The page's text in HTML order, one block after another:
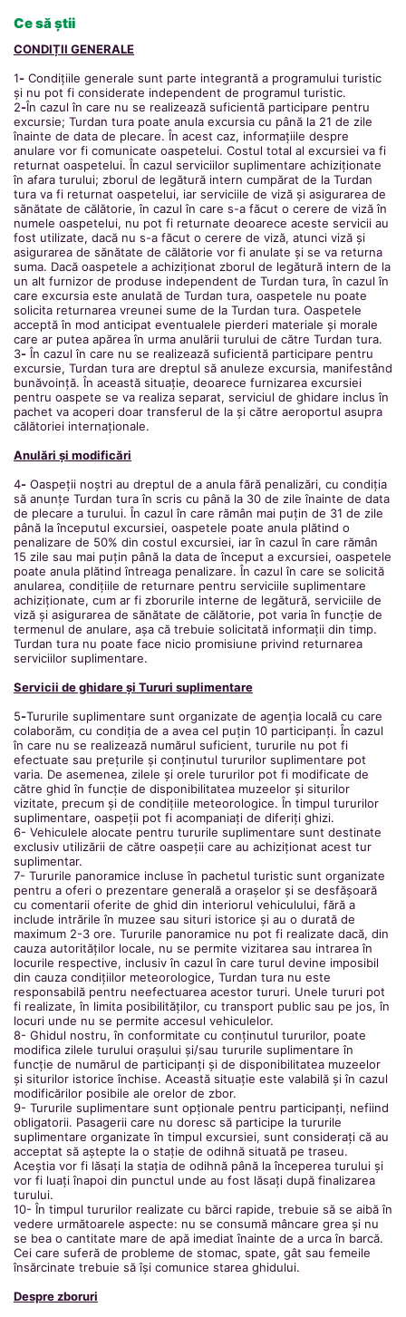
Ce să știi
CONDIȚII GENERALE
1- Condițiile generale sunt parte integrantă a programului turistic
și nu pot fi considerate independent de programul turistic.
2-În cazul în care nu se realizează suficientă participare pentru
excursie; Turdan tura poate anula excursia cu până la 21 de zile
înainte de data de plecare. În acest caz, informațiile despre
anulare vor fi comunicate oaspetelui. Costul total al excursiei va fi
returnat oaspetelui. În cazul serviciilor suplimentare achiziționate
în afara turului; zborul de legătură intern cumpărat de la Turdan
tura va fi returnat oaspetelui, iar serviciile de viză și asigurarea de
sănătate de călătorie, în cazul în care s-a făcut o cerere de viză în
numele oaspetelui, nu pot fi returnate deoarece aceste servicii au
fost utilizate, dacă nu s-a făcut o cerere de viză, atunci viză și
asigurarea de sănătate de călătorie vor fi anulate și se va returna
suma. Dacă oaspetele a achiziționat zborul de legătură intern de la
un alt furnizor de produse independent de Turdan tura, în cazul în
care excursia este anulată de Turdan tura, oaspetele nu poate
solicita returnarea vreunei sume de la Turdan tura. Oaspetele
acceptă în mod anticipat eventualele pierderi materiale și morale
care ar putea apărea în urma anulării turului de către Turdan tura.
3- În cazul în care nu se realizează suficientă participare pentru
excursie, Turdan tura are dreptul să anuleze excursia, manifestând
bunăvoință. În această situație, deoarece furnizarea excursiei
pentru oaspete se va realiza separat, serviciul de ghidare inclus în
pachet va acoperi doar transferul de la și către aeroportul asupra
călătoriei internaționale.
Anulări și modificări
4- Oaspeții noștri au dreptul de a anula fără penalizări, cu condiția
să anunțe Turdan tura în scris cu până la 30 de zile înainte de data
de plecare a turului. În cazul în care rămân mai puțin de 31 de zile
până la începutul excursiei, oaspetele poate anula plătind o
penalizare de 50% din costul excursiei, iar în cazul în care rămân
15 zile sau mai puțin până la data de început a excursiei, oaspetele
poate anula plătind întreaga penalizare. În cazul în care se solicită
anularea, condițiile de returnare pentru serviciile suplimentare
achiziționate, cum ar fi zborurile interne de legătură, serviciile de
viză și asigurarea de sănătate de călătorie, pot varia în funcție de
termenul de anulare, așa că trebuie solicitată informații din timp.
Turdan tura nu poate face nicio promisiune privind returnarea
serviciilor suplimentare.
Servicii de ghidare și Tururi suplimentare
5-Tururile suplimentare sunt organizate de agenția locală cu care
colaborăm, cu condiția de a avea cel puțin 10 participanți. În cazul
în care nu se realizează numărul suficient, tururile nu pot fi
efectuate sau prețurile și conținutul tururilor suplimentare pot
varia. De asemenea, zilele și orele tururilor pot fi modificate de
către ghid în funcție de disponibilitatea muzeelor și siturilor
vizitate, precum și de condițiile meteorologice. În timpul tururilor
suplimentare, oaspeții pot fi acompaniați de diferiți ghizi.
6- Vehiculele alocate pentru tururile suplimentare sunt destinate
exclusiv utilizării de către oaspeții care au achiziționat acest tur
suplimentar.
7- Tururile panoramice incluse în pachetul turistic sunt organizate
pentru a oferi o prezentare generală a orașelor și se desfășoară
cu comentarii oferite de ghid din interiorul vehiculului, fără a
include intrările în muzee sau situri istorice și au o durată de
maximum 2-3 ore. Tururile panoramice nu pot fi realizate dacă, din
cauza autorităților locale, nu se permite vizitarea sau intrarea în
locurile respective, inclusiv în cazul în care turul devine imposibil
din cauza condițiilor meteorologice, Turdan tura nu este
responsabilă pentru neefectuarea acestor tururi. Unele tururi pot
fi realizate, în limita posibilităților, cu transport public sau pe jos, în
locuri unde nu se permite accesul vehiculelor.
8- Ghidul nostru, în conformitate cu conținutul tururilor, poate
modifica zilele turului orașului și/sau tururile suplimentare în
funcție de numărul de participanți și de disponibilitatea muzeelor
și siturilor istorice închise. Această situație este valabilă și în cazul
modificărilor posibile ale orelor de zbor.
9- Tururile suplimentare sunt opționale pentru participanți, nefiind
obligatorii. Pasagerii care nu doresc să participe la tururile
suplimentare organizate în timpul excursiei, sunt considerați că au
acceptat să aștepte la o stație de odihnă situată pe traseu.
Aceștia vor fi lăsați la stația de odihnă până la începerea turului și
vor fi luați înapoi din punctul unde au fost lăsați după finalizarea
turului.
10- În timpul tururilor realizate cu bărci rapide, trebuie să se aibă în
vedere următoarele aspecte: nu se consumă mâncare grea și nu
se bea o cantitate mare de apă imediat înainte de a urca în barcă.
Cei care suferă de probleme de stomac, spate, gât sau femeile
însărcinate trebuie să își comunice starea ghidului.
Despre zboruri